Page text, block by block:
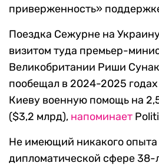
приверженность»
Поездка Сежурне на
визитом туда премьер-
Великобритании Риши
пообещал в 2024-2025
Киеву военную помощь на
($3,2 млрд), напоминает
Не имеющий никакого опыта
дипломатической сфере 38-